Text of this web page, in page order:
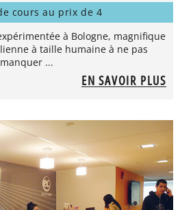
cours au prix de 4
à Bologne, magnifique
à taille humaine à ne pas
manquer ...
EN SAVOIR PLUS